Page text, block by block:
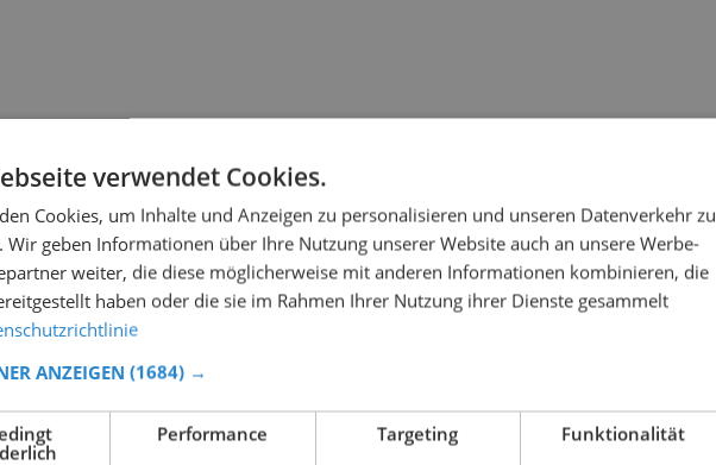
verwendet Cookies.
Cookies, um Inhalte und Anzeigen zu personalisieren und unseren Datenverkehr zu
Wir geben Informationen über Ihre Nutzung unserer Website auch an unsere Werbe-
weiter, die diese möglicherweise mit anderen Informationen kombinieren, die
haben oder die sie im Rahmen Ihrer Nutzung ihrer Dienste gesammelt
ANZEIGEN (1684) →
Performance Targeting Funktionalität